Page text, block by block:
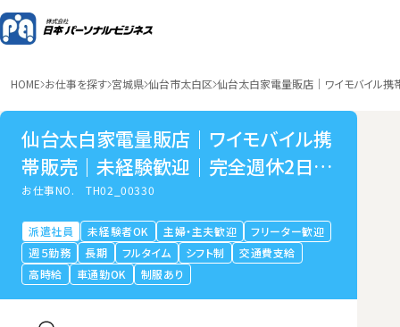
HOME お仕事を探す 宮城県 仙台市太白区 仙台太白家電量販店｜ワイモバイル
仙台太白家電量販店｜ワイモバイル携
帯販売｜未経験歓迎｜完全週休2日制
｜宮城県仙台市太白区
お仕事NO.TH02_00330
派遣社員 未経験者OK 主婦・主夫歓迎
フリーター歓迎
週５勤務
長期 フルタイム シフト制
交通費支給
高時給
車通勤OK 制服あり